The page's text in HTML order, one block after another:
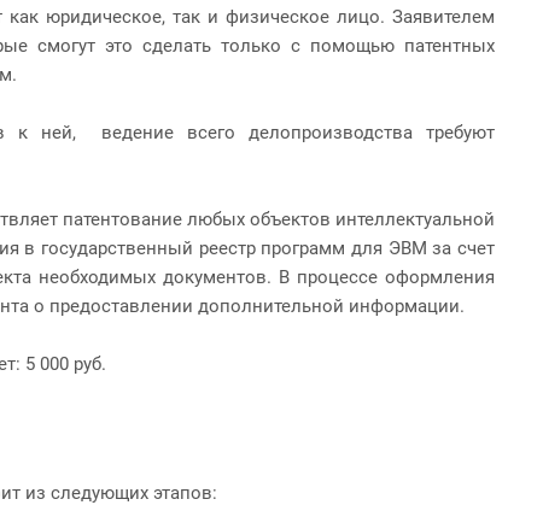
юридическое, так и физическое лицо. Заявителем
смогут это сделать только с помощью патентных
к ней, ведение всего делопроизводства требуют
патентование любых объектов интеллектуальной
в государственный реестр программ для ЭВМ за счет
необходимых документов. В процессе оформления
о предоставлении дополнительной информации.
5 000 руб.
из следующих этапов: